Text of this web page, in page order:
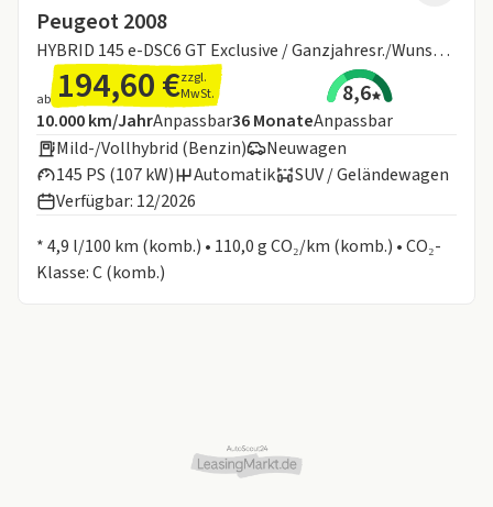
Peugeot 2008
HYBRID 145 e-DSC6 GT Exclusive / Ganzjahresr./Wunschfarbe/Gewerbeaktion 31.07.2026
ab 194,60 €zzgl.
MwSt.
8,6
Angebotsdetails:
Inklusive Laufleistung
10.000 km/JahrAnpassbarLaufzeit
36MonateAnpassbar
Mild-/Vollhybrid (Benzin)
Neuwagen
145 PS (107 kW)
Automatik
SUV / Geländewagen
Verfügbar: 12/2026
* 4,9 l/100 km (komb.) • 110,0 g CO₂/km (komb.) • CO₂-
Klasse: C (komb.)